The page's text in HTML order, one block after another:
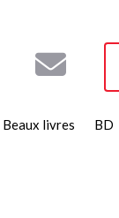
Beaux livres BD